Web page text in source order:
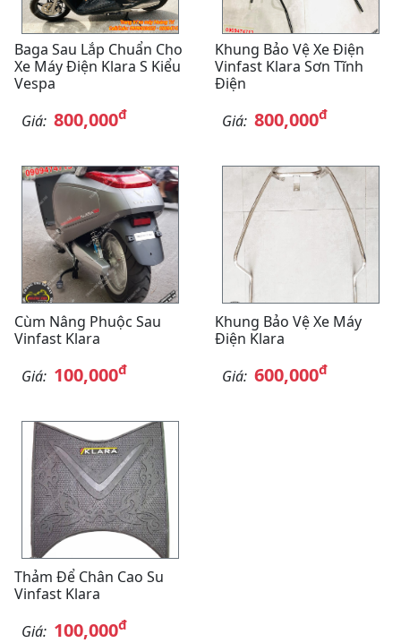
Baga Sau Lắp Chuẩn Cho
Xe Máy Điện Klara S Kiểu
Vespa
Giá: 800,000đ
Khung Bảo Vệ Xe Điện
Vinfast Klara Sơn Tĩnh
Điện
Giá: 800,000đ
Cùm Nâng Phuộc Sau
Vinfast Klara
Giá: 100,000đ
Khung Bảo Vệ Xe Máy
Điện Klara
Giá: 600,000đ
Thảm Để Chân Cao Su
Vinfast Klara
Giá: 100,000đ